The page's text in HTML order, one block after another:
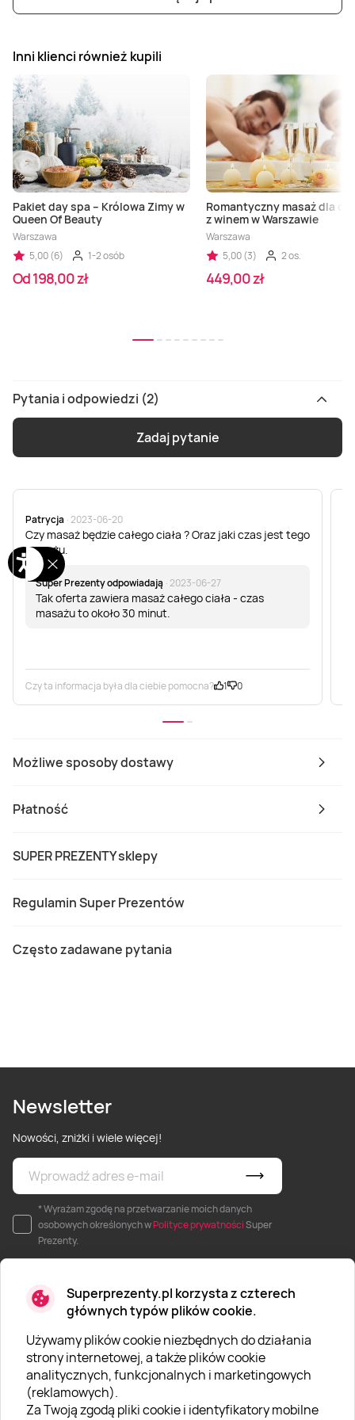
Superprezenty.pl korzysta z czterech
głównych typów plików cookie.
Używamy plików cookie niezbędnych do działania
strony internetowej, a także plików cookie
analitycznych, funkcjonalnych i marketingowych
(reklamowych).
Za Twoją zgodą pliki cookie i identyfikatory mobilne
Możliwe sposoby dostawy
Płatność
SUPER PREZENTY sklepy
Regulamin Super Prezentów
Często zadawane pytania
Inni klienci również kupili
Pakiet day spa – Królowa Zimy w
Queen Of Beauty
Warszawa
5,00 (6)
1-2 osób
Od 198,00 zł
Romantyczny masaż dla
z winem w Warszawie
Warszawa
5,00 (3)
2 os.
449,00 zł
Pytania i odpowiedzi (2)
Zadaj pytanie
Patrycja · 2023-06-20
Czy masaż będzie całego ciała ? Oraz jaki czas jest tego
masażu.
Super Prezenty odpowiadają · 2023-06-27
Tak oferta zawiera masaż całego ciała - czas
masażu to około 30 minut.
Czy ta informacja była dla ciebie pomocna? 1 0
Newsletter
Nowości, zniżki i wiele więcej!
* Wyrażam zgodę na przetwarzanie moich danych
osobowych określonych wPolityce prywatnościSuper
Prezenty.
O SUPERPREZENTY
O nas
Aktualności